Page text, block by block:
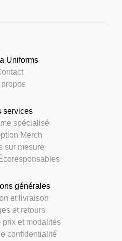
Uniforms
propos
services
spécialisé
Merch
sur mesure
générales
et livraison
et retours
prix et modalités
confidentialité